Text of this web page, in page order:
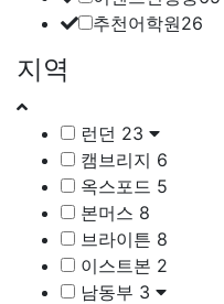
추천어학원26
지역
런던 23
캠브리지 6
옥스포드 5
본머스 8
브라이튼 8
이스트본 2
남동부 3